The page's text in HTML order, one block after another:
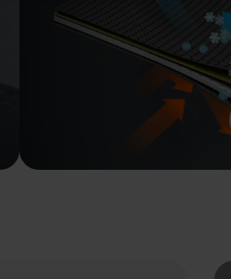
Marketing cookies
Marketing cookies are used to track visitors
relevant and engaging advertisements. By
permission for personalized advertising